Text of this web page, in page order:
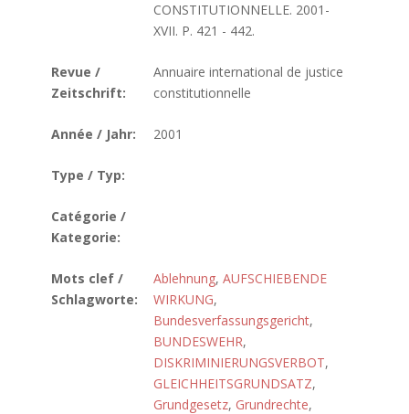
CONSTITUTIONNELLE. 2001-
XVII. P. 421 - 442.
Revue /
Zeitschrift:
Annuaire international de justice
constitutionnelle
Année / Jahr: 2001
Type / Typ:
Catégorie /
Kategorie:
Mots clef /
Schlagworte:
Ablehnung, AUFSCHIEBENDE
WIRKUNG,
Bundesverfassungsgericht,
BUNDESWEHR,
DISKRIMINIERUNGSVERBOT,
GLEICHHEITSGRUNDSATZ,
Grundgesetz, Grundrechte,